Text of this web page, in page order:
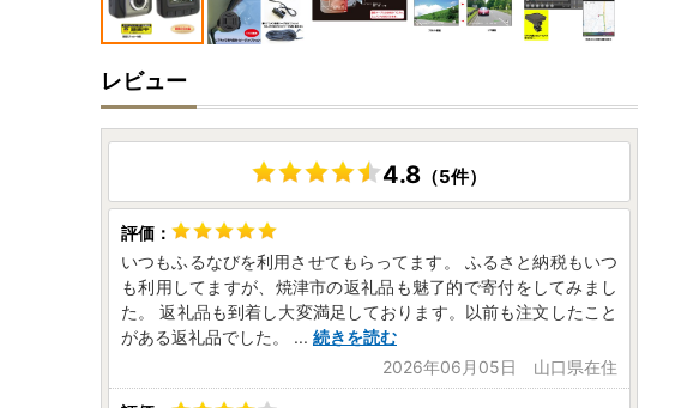
レビュー
4.8 （5件）
いつもふるなびを利用させてもらってます。 ふるさと納税もいつ
も利用してますが、焼津市の返礼品も魅了的で寄付をしてみまし
た。 返礼品も到着し大変満足しております。以前も注文したこと
がある返礼品でした。 ... 続きを読む
2026年06月05日 山口県在住